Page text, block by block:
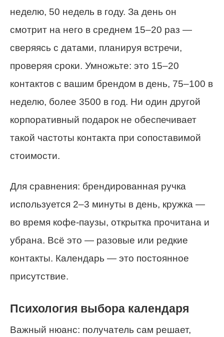
неделю, 50 недель в году. За день он
смотрит на него в среднем 15–20 раз —
сверяясь с датами, планируя встречи,
проверяя сроки. Умножьте: это 15–20
контактов с вашим брендом в день, 75–100 в
неделю, более 3500 в год. Ни один другой
корпоративный подарок не обеспечивает
такой частоты контакта при сопоставимой
стоимости.
Для сравнения: брендированная ручка
используется 2–3 минуты в день, кружка —
во время кофе-паузы, открытка прочитана и
убрана. Всё это — разовые или редкие
контакты. Календарь — это постоянное
присутствие.
Психология выбора календаря
Важный нюанс: получатель сам решает,